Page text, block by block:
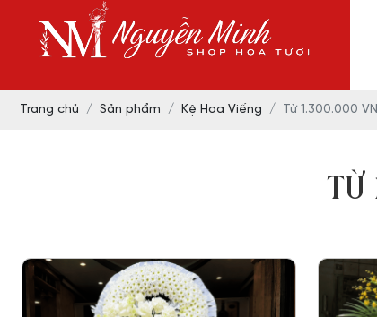
Trang chủ Sản phẩm Kệ Hoa Viếng Từ 1.300.000
TỪ